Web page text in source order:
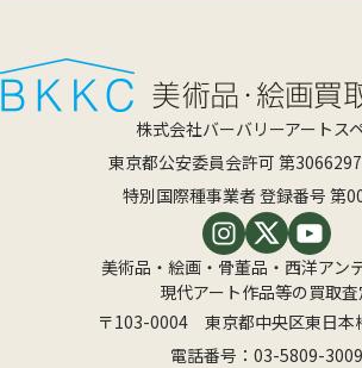
株式会社バーバリーアートス
東京都公安委員会許可 第
特別国際種事業者 登録番号 第
美術品・絵画・骨董品・西洋アン
現代アート作品等の買取査
〒103-0004 東京都中央区東日本
電話番号： 03-5809-3009